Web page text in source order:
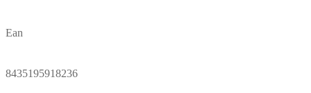
Ean
8435195918236